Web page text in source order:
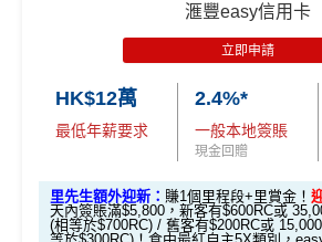
簽HK$60,000先到頂)
不設外幣交易費、現金透支服務費
年薪要求只需HK$96,000，學生、
❎缺點
5%指定商戶簽賬上限為全年
$3,000，隨後可享0.56%。
錢」
「現金套現」
分期計劃優惠
（≥HK$20,00
上還款期）
$200 「獎賞
錢」
滙豐EveryMile信用卡迎新
pply
申請完填Form
外里賞金#）
滙豐easy信用卡
立即申請
HK$12萬
最低年薪要求
2.4%*
一般本地簽賬
現金回贈
里先生額外迎新： 賺1個里程段+里賞金！
天內簽賬滿$5,800，新客有$600RC或
(相等於$700RC) / 舊客有$200RC或